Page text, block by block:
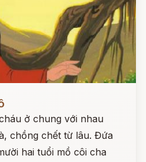
ở chung với nhau
chồng chết từ lâu. Đứa
hai tuổi mồ côi cha